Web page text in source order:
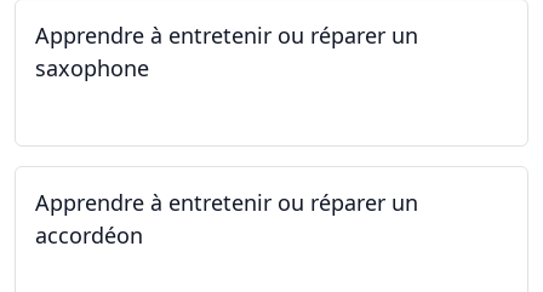
Apprendre à entretenir ou réparer un
saxophone
Apprendre à entretenir ou réparer un
accordéon